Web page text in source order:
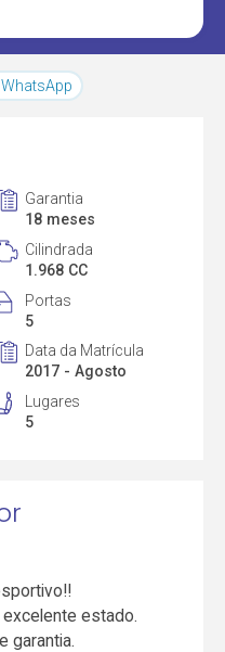
WhatsApp
Garantia
18 meses
Cilindrada
1.968 CC
Portas
5
Data da Matrícula
2017 - Agosto
Lugares
5
estado.
garantia.